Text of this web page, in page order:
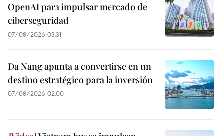
OpenAI para impulsar mercado de
ciberseguridad
07/08/2026 03:31
Da Nang apunta a convertirse en un
destino estratégico para la inversión
07/08/2026 02:00